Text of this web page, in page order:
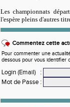
Les championnats
l'espère pleins d'autres
Commentez cette
Pour commenter une
dessous pour vous identifier
Login (Email)
:
Mot de Passe :